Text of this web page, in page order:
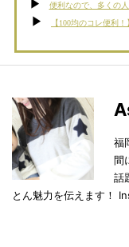
便利なので、多くの
【100均のコレ便利
福
間
話
とん魅力を伝えます！